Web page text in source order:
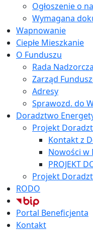
Ogłoszenie o
Wymagana
Wapnowanie
Ciepłe Mieszkanie
O Funduszu
Rada Nadzorcza
Zarząd
Adresy
Sprawozd. do
Doradztwo
Projekt
Kontakt z
Nowości w
PROJEKT
Projekt
RODO
Portal Beneficjenta
Kontakt